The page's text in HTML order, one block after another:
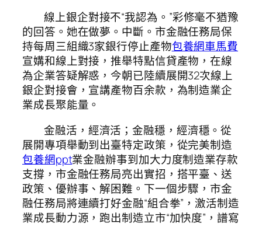
線上銀企對接不“我認為。”彩修毫不猶豫
的回答。她在做夢。中斷。市金融任務局保
持每周三組織3家銀行停止產物包養網車馬費
宣媾和線上對接，推舉特點信貸產物，在線
為企業答疑解惑，今朝已陸續展開32次線上
銀企對接會，宣講產物百余款，為制造業企
業成長聚能量。
金融活，經濟活；金融穩，經濟穩。從
展開專項舉動到出臺特定政策，從完美制造
包養網ppt業金融辦事到加大力度制造業存款
支撐，市金融任務局亮出實招，搭平臺、送
政策、優辦事、解困難。下一個步驟，市金
融任務局將連續打好金融“組合拳”，激活制造
業成長動力源，跑出制造立市“加快度”，譜寫